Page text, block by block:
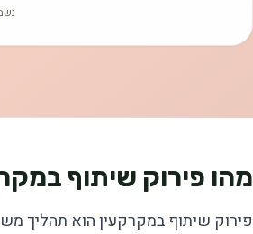
מהו פירוק שיתוף
פירוק שיתוף במקרקעין הוא תהליך